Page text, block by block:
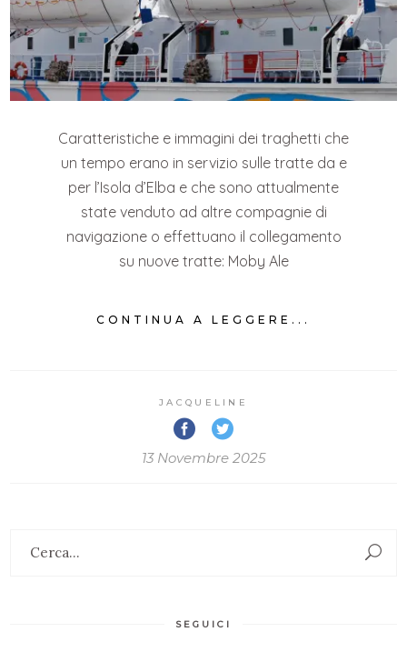
Caratteristiche e immagini dei traghetti che
un tempo erano in servizio sulle tratte da e
per l’Isola d’Elba e che sono attualmente
state venduto ad altre compagnie di
navigazione o effettuano il collegamento
su nuove tratte: Moby Ale
CONTINUA A LEGGERE...
JACQUELINE
13 Novembre 2025
SEGUICI